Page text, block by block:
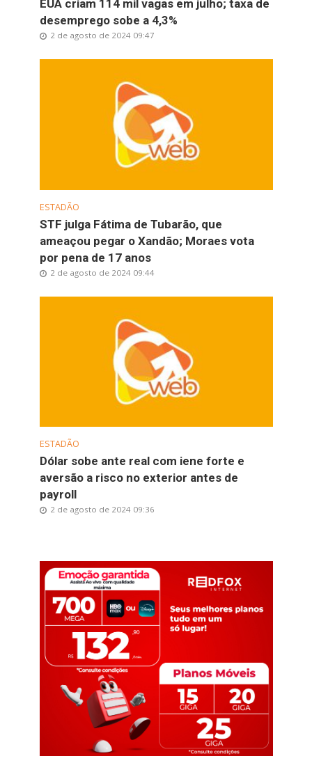
EUA criam 114 mil vagas em julho; taxa de
desemprego sobe a 4,3%
2 de agosto de 2024 09:47
ESTADÃO
STF julga Fátima de Tubarão, que
ameaçou pegar o Xandão; Moraes vota
por pena de 17 anos
2 de agosto de 2024 09:44
ESTADÃO
Dólar sobe ante real com iene forte e
aversão a risco no exterior antes de
payroll
2 de agosto de 2024 09:36